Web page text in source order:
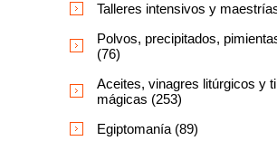
Talleres intensivos y
Polvos, precipitados,
(76)
Aceites, vinagres litúrgicos y
mágicas (253)
Egiptomanía (89)